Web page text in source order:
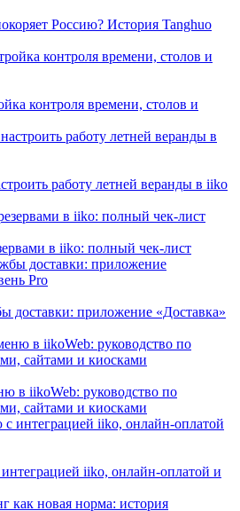
Россию? История Tanghuo
контроля времени, столов и
работу летней веранды в iiko
в iiko: полный чек-лист
доставки: приложение «Доставка»
в iikoWeb: руководство по
сайтами и киосками
iiko, онлайн-оплатой и